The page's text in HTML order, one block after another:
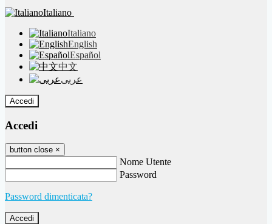
Italiano
Italiano
English
Español
中文
عربى
Accedi
Accedi
button close ×
Nome Utente
Password
Password dimenticata?